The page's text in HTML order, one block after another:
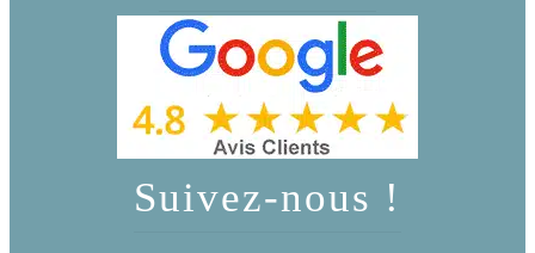
Suivez-nous !